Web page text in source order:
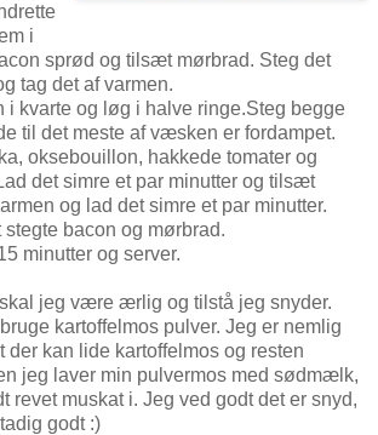
i
sprød og tilsæt mørbrad. Steg det
tag det af varmen.
kvarte og løg i halve ringe.Steg begge
til det meste af væsken er fordampet.
oksebouillon, hakkede tomater og
det simre et par minutter og tilsæt
og lad det simre et par minutter.
bacon og mørbrad.
minutter og server.
jeg være ærlig og tilstå jeg snyder.
kartoffelmos pulver. Jeg er nemlig
der kan lide kartoffelmos og resten
jeg laver min pulvermos med sødmælk,
revet muskat i. Jeg ved godt det er snyd,
godt :)